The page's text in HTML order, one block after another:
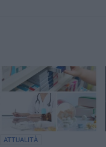
ATTUALITÀ